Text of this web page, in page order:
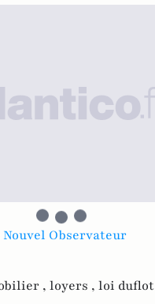
Observateur
, loyers , loi duflot